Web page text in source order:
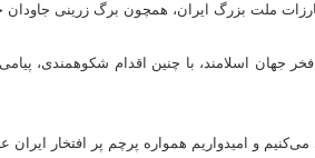
ملت بزرگ ایران، همچون برگ زرینی جاودان
فخر جهان اسلامند، با چنین اقدام شکوهمندی،
و امیدواریم همواره پرچم پر افتخار ایران